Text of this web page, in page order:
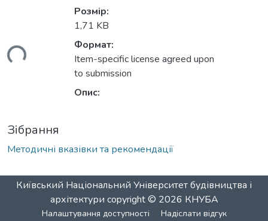
Розмір:
1,71 KB
Формат:
Item-specific license agreed upon
to submission
Опис:
Зібрання
Методичні вказівки та рекомендації
Київський Національний Університет будівництва і
архітектури copyright © 2026 КНУБА
Налаштування доступності Надіслати відгук